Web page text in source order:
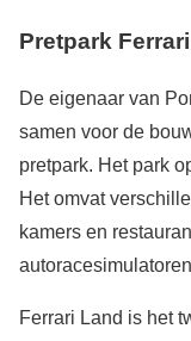
Pretpark
De eigenaar van
samen voor de
pretpark. Het park
Het omvat
kamers en
Ferrari Land is het